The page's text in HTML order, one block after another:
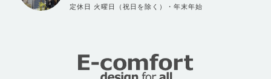
定休日 火曜日（祝日を除く）・年末年始